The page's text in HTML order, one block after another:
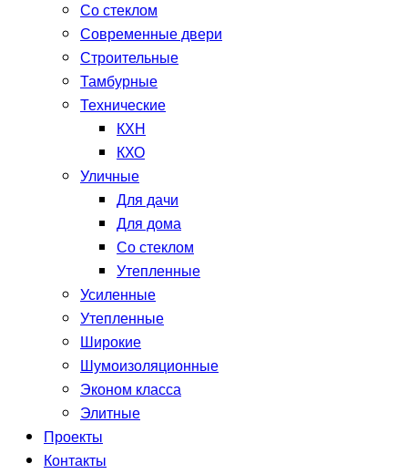
Со стеклом
Современные двери
Строительные
Тамбурные
Технические
КХН
КХО
Уличные
Для дачи
Для дома
Со стеклом
Утепленные
Усиленные
Утепленные
Широкие
Шумоизоляционные
Эконом класса
Элитные
Проекты
Контакты